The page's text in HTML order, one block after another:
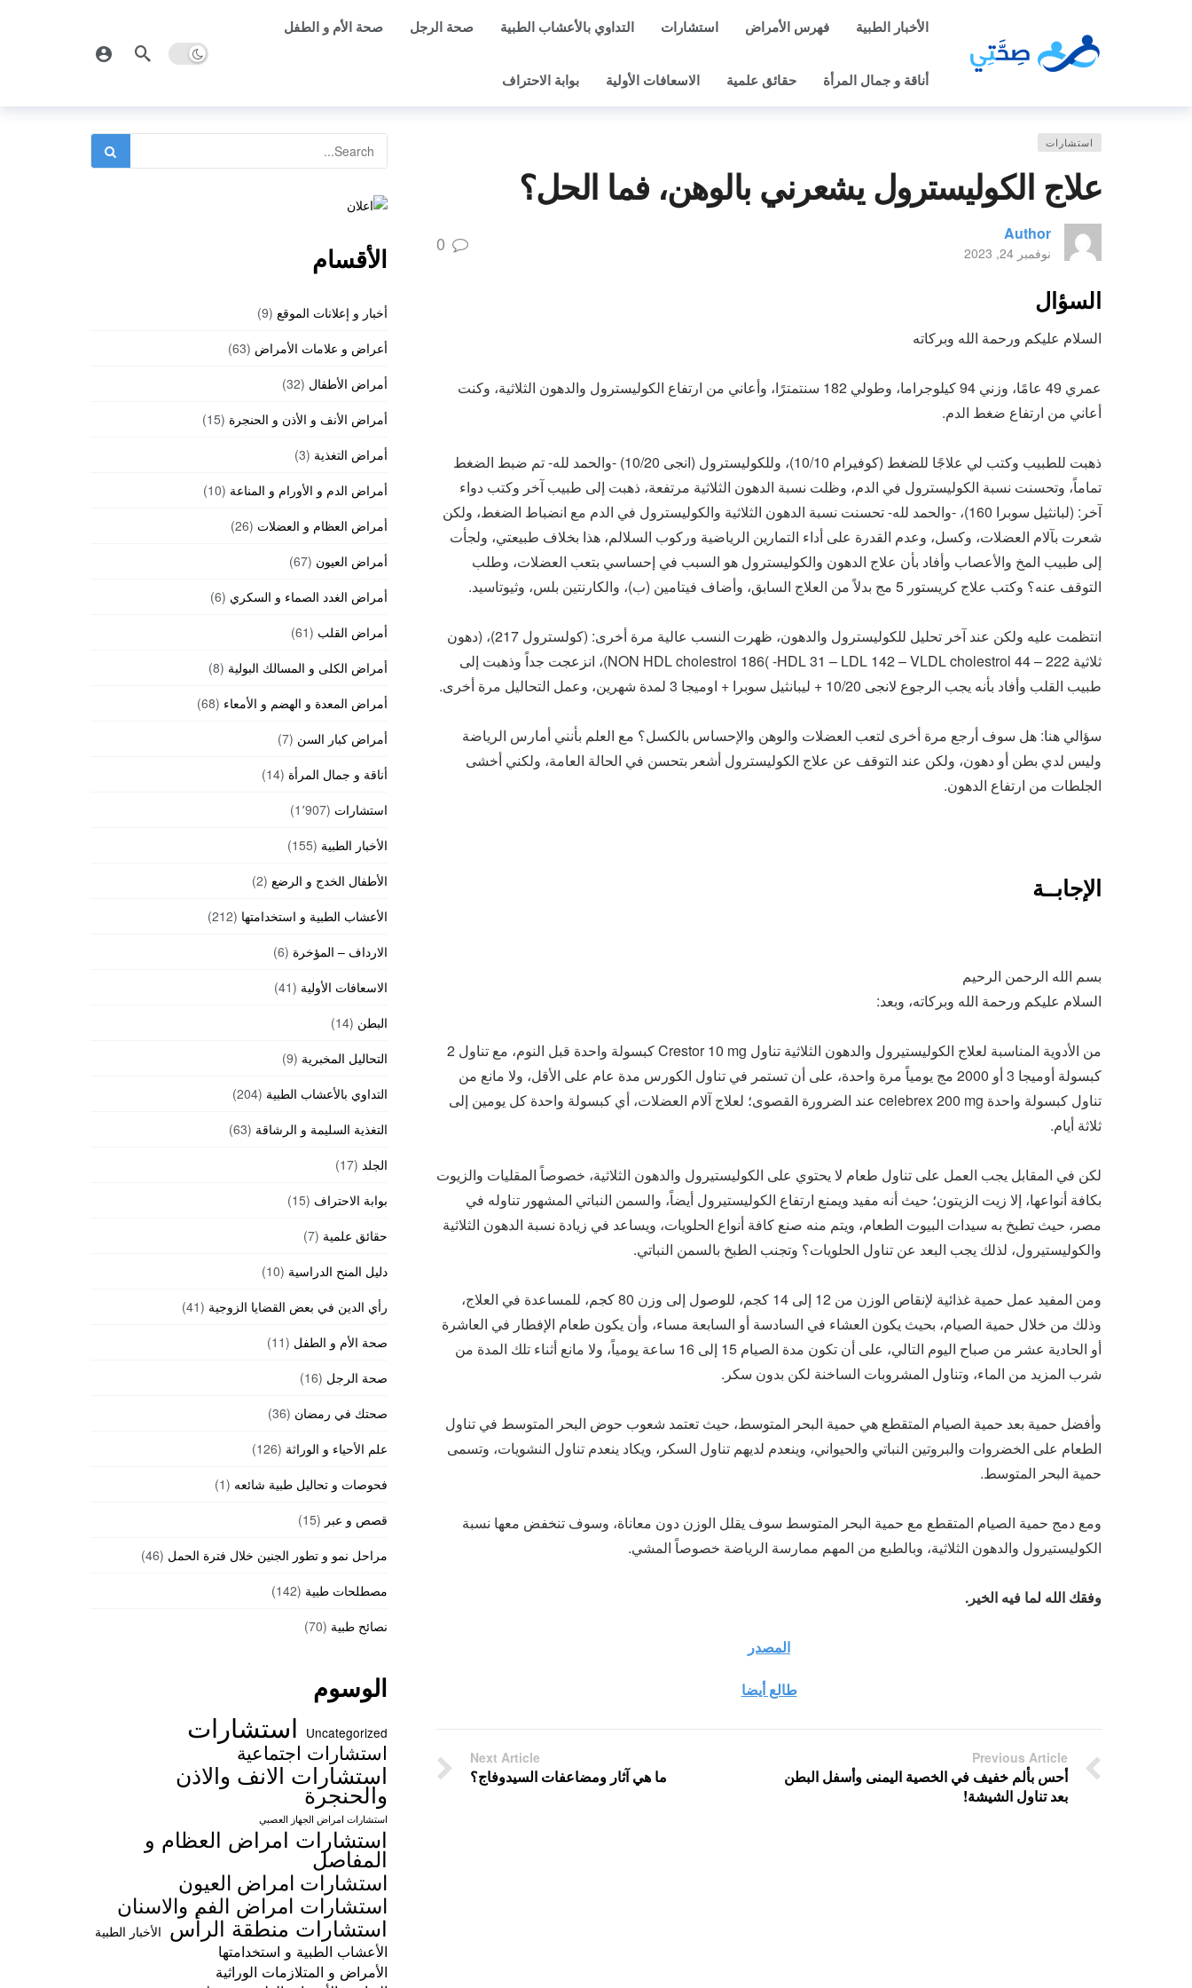
الأخبار الطبية فهرس الأمراض استشارات التداوي بالأعشاب الطبية صحة الرجل صحة الأم و الطفل
أناقة و جمال المرأة حقائق علمية الاسعافات الأولية بوابة الاحتراف
استشارات
علاج الكوليسترول يشعرني بالوهن، فما الحل؟
Author
نوفمبر 24, 2023 0
السؤال
السلام عليكم ورحمة الله وبركاته
عمري 49 عامًا، وزني 94 كيلوجراما، وطولي 182 سنتمترًا، وأعاني من ارتفاع الكوليسترول والدهون الثلاثية، وكنت
أعاني من ارتفاع ضغط الدم.
ذهبت للطبيب وكتب لي علاجًا للضغط (كوفيرام 10/10)، وللكوليسترول (انجى 10/20) -والحمد لله- تم ضبط الضغط
تماماً، وتحسنت نسبة الكوليسترول في الدم، وظلت نسبة الدهون الثلاثية مرتفعة، ذهبت إلى طبيب آخر وكتب دواء
آخر: (لبانثيل سوبرا 160)، -والحمد لله- تحسنت نسبة الدهون الثلاثية والكوليسترول في الدم مع انضباط الضغط، ولكن
شعرت بآلام العضلات، وكسل، وعدم القدرة على أداء التمارين الرياضية وركوب السلالم، هذا بخلاف طبيعتي، ولجأت
إلى طبيب المخ والأعصاب وأفاد بأن علاج الدهون والكوليسترول هو السبب في إحساسي بتعب العضلات، وطلب
التوقف عنه؟ وكتب علاج كريستور 5 مج بدلاً من العلاج السابق، وأضاف فيتامين (ب)، والكارنتين بلس، وثيوتاسيد.
انتظمت عليه ولكن عند آخر تحليل للكوليسترول والدهون، ظهرت النسب عالية مرة أخرى: (كولسترول 217)، (دهون
ثلاثية 222 – HDL 31 – LDL 142 – VLDL cholestrol 44- )NON HDL cholestrol 186)، انزعجت جداً وذهبت إلى
طبيب القلب وأفاد بأنه يجب الرجوع لانجى 10/20 + ليبانثيل سوبرا + اوميجا 3 لمدة شهرين، وعمل التحاليل مرة أخرى.
سؤالي هنا: هل سوف أرجع مرة أخرى لتعب العضلات والوهن والإحساس بالكسل؟ مع العلم بأنني أمارس الرياضة
وليس لدي بطن أو دهون، ولكن عند التوقف عن علاج الكوليسترول أشعر بتحسن في الحالة العامة، ولكني أخشى
الجلطات من ارتفاع الدهون.
الإجابــة
بسم الله الرحمن الرحيم
السلام عليكم ورحمة الله وبركاته، وبعد:
من الأدوية المناسبة لعلاج الكوليستيرول والدهون الثلاثية تناول Crestor 10 mg كبسولة واحدة قبل النوم، مع تناول 2
كبسولة أوميجا 3 أو 2000 مج يومياً مرة واحدة، على أن تستمر في تناول الكورس مدة عام على الأقل، ولا مانع من
تناول كبسولة واحدة celebrex 200 mg عند الضرورة القصوى؛ لعلاج آلام العضلات، أي كبسولة واحدة كل يومين إلى
ثلاثة أيام.
لكن في المقابل يجب العمل على تناول طعام لا يحتوي على الكوليستيرول والدهون الثلاثية، خصوصاً المقليات والزيوت
بكافة أنواعها، إلا زيت الزيتون؛ حيث أنه مفيد ويمنع ارتفاع الكوليستيرول أيضاً، والسمن النباتي المشهور تناوله في
مصر، حيث تطبخ به سيدات البيوت الطعام، ويتم منه صنع كافة أنواع الحلويات، ويساعد في زيادة نسبة الدهون الثلاثية
والكوليستيرول، لذلك يجب البعد عن تناول الحلويات؟ وتجنب الطبخ بالسمن النباتي.
ومن المفيد عمل حمية غذائية لإنقاص الوزن من 12 إلى 14 كجم، للوصول إلى وزن 80 كجم، للمساعدة في العلاج،
وذلك من خلال حمية الصيام، بحيث يكون العشاء في السادسة أو السابعة مساء، وأن يكون طعام الإفطار في العاشرة
أو الحادية عشر من صباح اليوم التالي، على أن تكون مدة الصيام 15 إلى 16 ساعة يومياً، ولا مانع أثناء تلك المدة من
شرب المزيد من الماء، وتناول المشروبات الساخنة لكن بدون سكر.
وأفضل حمية بعد حمية الصيام المتقطع هي حمية البحر المتوسط، حيث تعتمد شعوب حوض البحر المتوسط في تناول
الطعام على الخضروات والبروتين النباتي والحيواني، وينعدم لديهم تناول السكر، ويكاد ينعدم تناول النشويات، وتسمى
حمية البحر المتوسط.
ومع دمج حمية الصيام المتقطع مع حمية البحر المتوسط سوف يقلل الوزن دون معاناة، وسوف تنخفض معها نسبة
الكوليستيرول والدهون الثلاثية، وبالطبع من المهم ممارسة الرياضة خصوصاً المشي.
وفقك الله لما فيه الخير.
المصدر
طالع أيضا
Previous Article
أحس بألم خفيف في الخصية اليمنى وأسفل البطن
بعد تناول الشيشة!
Next Article
ما هي آثار ومضاعفات السيدوفاج؟
الأقسام
أخبار و إعلانات الموقع (9)
أعراض و علامات الأمراض (63)
أمراض الأطفال (32)
أمراض الأنف و الأذن و الحنجرة (15)
أمراض التغذية (3)
أمراض الدم و الأورام و المناعة (10)
أمراض العظام و العضلات (26)
أمراض العيون (67)
أمراض الغدد الصماء و السكري (6)
أمراض القلب (61)
أمراض الكلى و المسالك البولية (8)
أمراض المعدة و الهضم و الأمعاء (68)
أمراض كبار السن (7)
أناقة و جمال المرأة (14)
استشارات (1٬907)
الأخبار الطبية (155)
الأطفال الخدج و الرضع (2)
الأعشاب الطبية و استخدامتها (212)
الارداف – المؤخرة (6)
الاسعافات الأولية (41)
البطن (14)
التحاليل المخبرية (9)
التداوي بالأعشاب الطبية (204)
التغذية السليمة و الرشاقة (63)
الجلد (17)
بوابة الاحتراف (15)
حقائق علمية (7)
دليل المنح الدراسية (10)
رأي الدين في بعض القضايا الزوجية (41)
صحة الأم و الطفل (11)
صحة الرجل (16)
صحتك في رمضان (36)
علم الأحياء و الوراثة (126)
فحوصات و تحاليل طبية شائعه (1)
قصص و عبر (15)
مراحل نمو و تطور الجنين خلال فترة الحمل (46)
مصطلحات طبية (142)
نصائح طبية (70)
الوسوم
Uncategorized استشارات
استشارات اجتماعية
استشارات الانف والاذن
والحنجرة
استشارات امراض الجهاز العصبي
استشارات امراض العظام و
المفاصل
استشارات امراض العيون
استشارات امراض الفم والاسنان
استشارات منطقة الرأس الأخبار الطبية
الأعشاب الطبية و استخدامتها
الأمراض و المتلازمات الوراثية